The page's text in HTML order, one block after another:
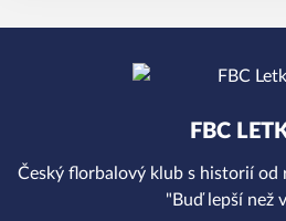
FBC
Český florbalový klub s historií od
"Buď lepší než